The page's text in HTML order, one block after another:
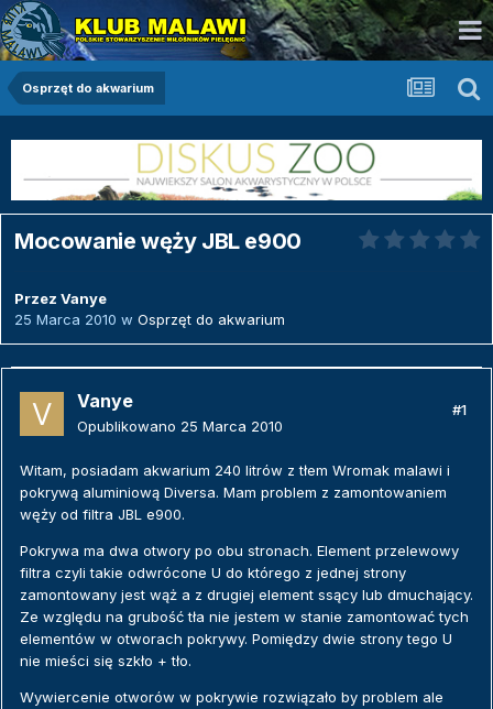
Osprzęt do akwarium
Mocowanie węży JBL e900
Przez Vanye
25 Marca 2010 w Osprzęt do akwarium
Vanye
Opublikowano 25 Marca 2010
#1
Witam, posiadam akwarium 240 litrów z tłem Wromak malawi i
pokrywą aluminiową Diversa. Mam problem z zamontowaniem
węży od filtra JBL e900.
Pokrywa ma dwa otwory po obu stronach. Element przelewowy
filtra czyli takie odwrócone U do którego z jednej strony
zamontowany jest wąż a z drugiej element ssący lub dmuchający.
Ze względu na grubość tła nie jestem w stanie zamontować tych
elementów w otworach pokrywy. Pomiędzy dwie strony tego U
nie mieści się szkło + tło.
Wywiercenie otworów w pokrywie rozwiązało by problem ale